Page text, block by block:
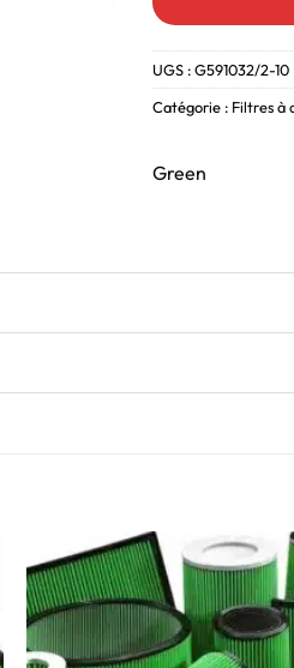
UGS :G591032/2-10
Catégorie : Filtres à
Green